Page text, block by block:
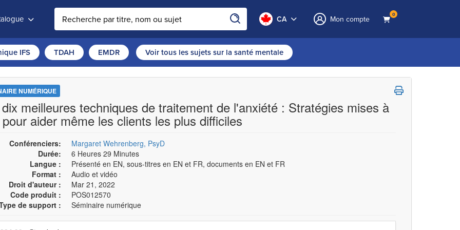
CA Mon compte 0
IFS TDAH EMDR Voir tous les sujets sur la santé mentale
NUMÉRIQUE
meilleures techniques de traitement de l'anxiété : Stratégies mises à
aider même les clients les plus difficiles
Conférenciers:
Margaret Wehrenberg, PsyD
Durée:
6 Heures 29 Minutes
Langue :
Présenté en EN, sous-titres en EN et FR, documents en EN et FR
Format :
Audio et vidéo
Droit d'auteur :
Mar 21, 2022
Code produit :
POS012570
de support :
Séminaire numérique